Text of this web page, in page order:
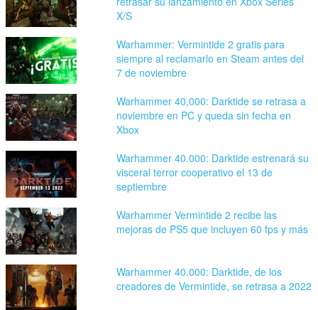
X/S
Warhammer: Vermintide 2 gratis para
siempre al reclamarlo en Steam antes del
7 de noviembre
Warhammer 40,000: Darktide se retrasa a
noviembre en PC y queda sin fecha en
Xbox
Warhammer 40.000: Darktide estrenará su
visceral terror cooperativo el 13 de
septiembre
Warhammer Vermintide 2 recibe las
mejoras de PS5 que incluyen 60 fps y más
Warhammer 40.000: Darktide, de los
creadores de Vermintide, se retrasa a 2022